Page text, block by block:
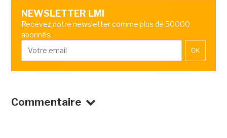
NEWSLETTER LMI
Recevez notre newsletter comme plus de 50000
abonnés
OK
Commentaire